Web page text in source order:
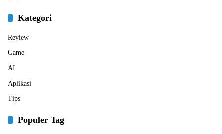
Kategori
Review
Game
AI
Aplikasi
Tips
Populer Tag